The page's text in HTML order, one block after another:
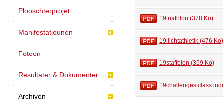
Plooschterprojet
Manifestatiounen
Fotoen
Resultater & Dokumenter
Archiven
19triathlon (378 Ko)
19liichtathletik (476 Ko)
19staffelen (359 Ko)
19challenges class